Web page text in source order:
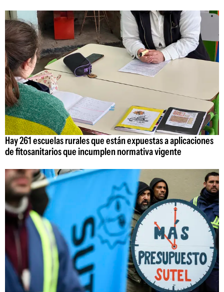
Hay 261 escuelas rurales que están expuestas a aplicaciones
de fitosanitarios que incumplen normativa vigente